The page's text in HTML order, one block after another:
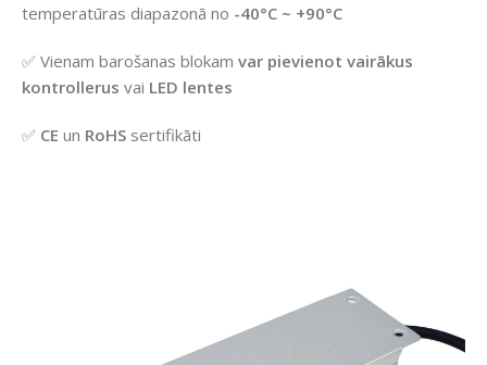
temperatūras diapazonā no -40°C ~ +90°C
✅ Vienam barošanas blokam var pievienot vairākus
kontrollerus vai LED lentes
✅ CE un RoHS sertifikāti